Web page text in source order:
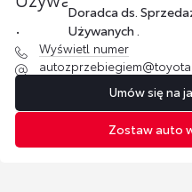
Doradca ds.
Używanych .
Wyświetl numer
Umów się na
Zostaw auto